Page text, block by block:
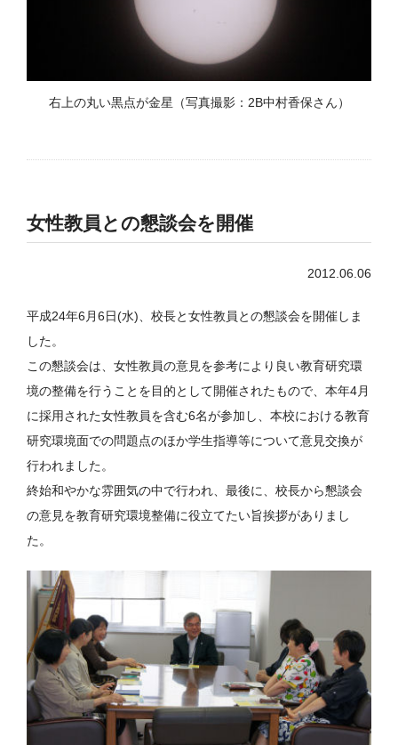
右上の丸い黒点が金星（写真撮影：2B中村香保さん）
女性教員との懇談会を開催
2012.06.06
平成24年6月6日(水)、校長と女性教員との懇談会を開催しま
した。
この懇談会は、女性教員の意見を参考により良い教育研究環
境の整備を行うことを目的として開催されたもので、本年4月
に採用された女性教員を含む6名が参加し、本校における教育
研究環境面での問題点のほか学生指導等について意見交換が
行われました。
終始和やかな雰囲気の中で行われ、最後に、校長から懇談会
の意見を教育研究環境整備に役立てたい旨挨拶がありまし
た。